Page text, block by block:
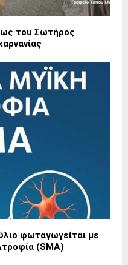
του Σωτήρος
φωταγωγείται με
(SMA)